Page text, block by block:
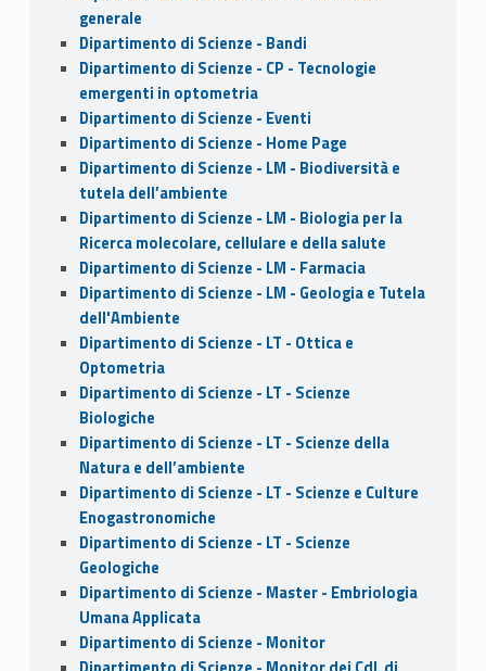
generale
Dipartimento di Scienze - Bandi
Dipartimento di Scienze - CP - Tecnologie
emergenti in optometria
Dipartimento di Scienze - Eventi
Dipartimento di Scienze - Home Page
Dipartimento di Scienze - LM - Biodiversità e
tutela dell’ambiente
Dipartimento di Scienze - LM - Biologia per la
Ricerca molecolare, cellulare e della salute
Dipartimento di Scienze - LM - Farmacia
Dipartimento di Scienze - LM - Geologia e Tutela
dell'Ambiente
Dipartimento di Scienze - LT - Ottica e
Optometria
Dipartimento di Scienze - LT - Scienze
Biologiche
Dipartimento di Scienze - LT - Scienze della
Natura e dell’ambiente
Dipartimento di Scienze - LT - Scienze e Culture
Enogastronomiche
Dipartimento di Scienze - LT - Scienze
Geologiche
Dipartimento di Scienze - Master - Embriologia
Umana Applicata
Dipartimento di Scienze - Monitor